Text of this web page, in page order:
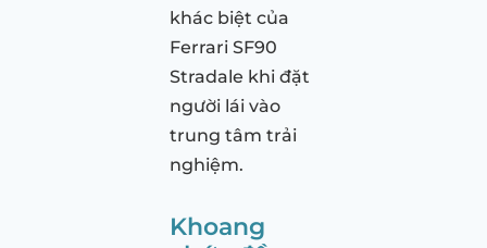
khác biệt của
Ferrari SF90
Stradale khi đặt
người lái vào
trung tâm trải
nghiệm.
Khoang